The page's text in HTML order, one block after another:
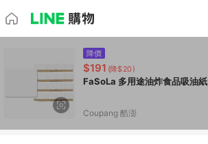
降價
$191 (降$20)
Coupang 酷澎